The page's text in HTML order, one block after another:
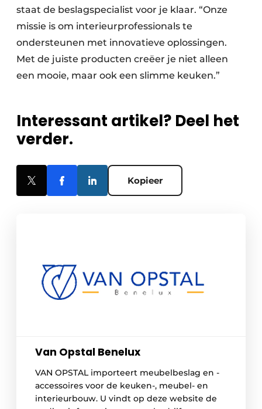
staat de beslagspecialist voor je klaar. “Onze
missie is om interieurprofessionals te
ondersteunen met innovatieve oplossingen.
Met de juiste producten creëer je niet alleen
een mooie, maar ook een slimme keuken.”
Interessant artikel? Deel het
verder.
Kopieer
Van Opstal Benelux
VAN OPSTAL importeert meubelbeslag en -
accessoires voor de keuken-, meubel- en
interieurbouw. U vindt op deze website de